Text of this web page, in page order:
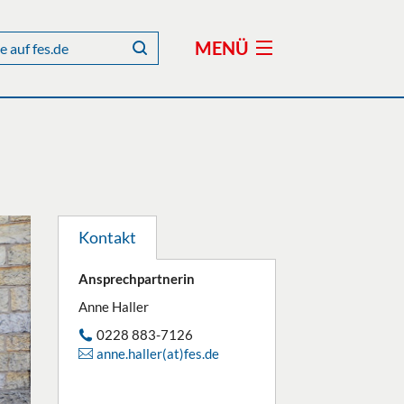
MENÜ
Kontakt
Ansprechpartnerin
Anne Haller
0228 883-7126
anne.haller(at)fes.de